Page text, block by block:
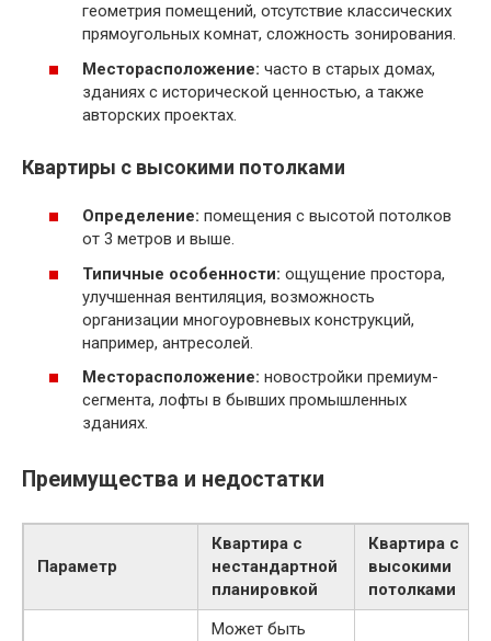
геометрия помещений, отсутствие классических
прямоугольных комнат, сложность зонирования.
Месторасположение: часто в старых домах,
зданиях с исторической ценностью, а также
авторских проектах.
Квартиры с высокими потолками
Определение: помещения с высотой потолков
от 3 метров и выше.
Типичные особенности: ощущение простора,
улучшенная вентиляция, возможность
организации многоуровневых конструкций,
например, антресолей.
Месторасположение: новостройки премиум-
сегмента, лофты в бывших промышленных
зданиях.
Преимущества и недостатки
Параметр
Квартира с
нестандартной
планировкой
Квартира с
высокими
потолками
Может быть